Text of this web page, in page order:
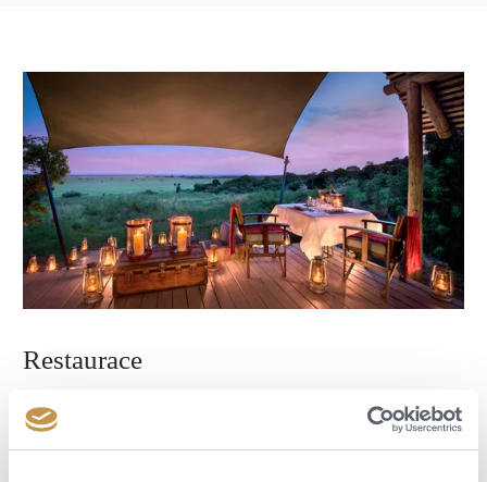
Restaurace
V nezapomenutelném prostředí pod hvězdami se podává vynikající